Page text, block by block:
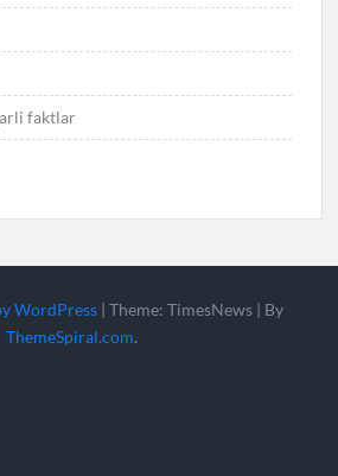
faktlar
WordPress | Theme: TimesNews | By
ThemeSpiral.com.